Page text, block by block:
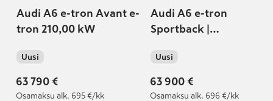
Audi A6 e-tron Avant e-
tron 210,00 kW
Uusi
63 790 €
Osamaksu alk. 695 €/kk
Audi A6 e-tron
Sportback |
Urheiluistuimet |
Sähkösäätöiset
etuistuimet |
Uusi
63 900 €
Osamaksu alk. 696 €/kk